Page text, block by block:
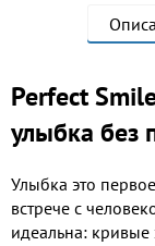
Perfect
улыбка без
Улыбка это
встрече с
идеальна: кривые